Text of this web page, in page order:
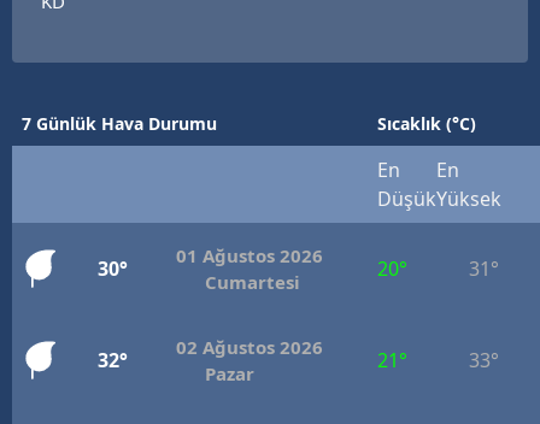
Eskişehir
Gaziantep
Giresun
Gümüşhane
Hakkari
Isparta
7 Günlük Hava Durumu Sıcaklık (°C)
En
Düşük
En
Yüksek
30°
01 Ağustos 2026
Cumartesi
20° 31°
32°
02 Ağustos 2026
Pazar
21° 33°